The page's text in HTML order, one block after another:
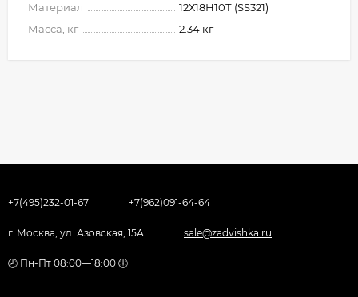
Материал
12Х18Н10Т (SS321)
Масса, кг
2.34 кг
+7(495)232-01-67 +7(962)091-64-64
г. Москва, ул. Азовская, 15А sale@zadvishka.ru
🕗 Пн-Пт 08:00—18:00 🕕